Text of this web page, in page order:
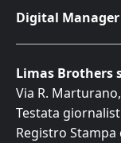
Digital Manager
Limas Brothers
Via R. Marturano,
Testata
Registro